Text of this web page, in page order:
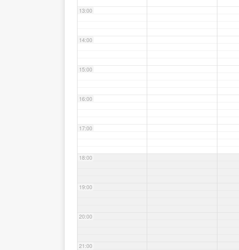
13:00
14:00
15:00
16:00
17:00
18:00
19:00
20:00
21:00